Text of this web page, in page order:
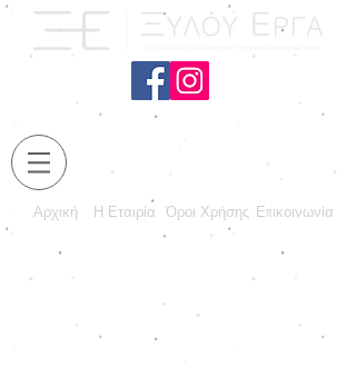
Αρχική Η Εταιρία Όροι Χρήσης Επικοινωνία